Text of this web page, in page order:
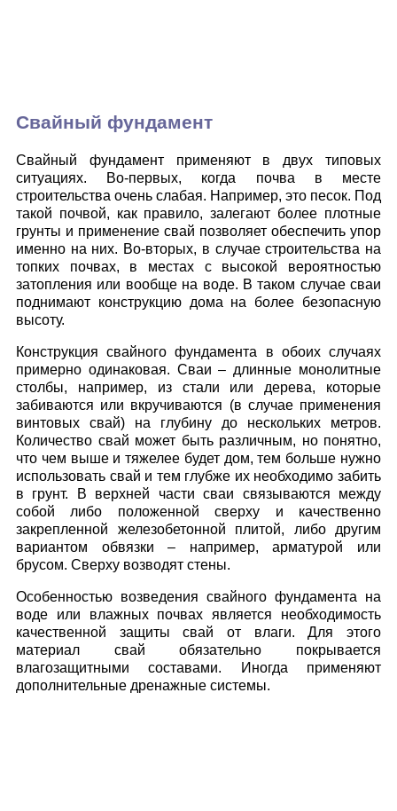
Свайный фундамент
Свайный фундамент применяют в двух типовых
ситуациях. Во-первых, когда почва в месте
строительства очень слабая. Например, это песок. Под
такой почвой, как правило, залегают более плотные
грунты и применение свай позволяет обеспечить упор
именно на них. Во-вторых, в случае строительства на
топких почвах, в местах с высокой вероятностью
затопления или вообще на воде. В таком случае сваи
поднимают конструкцию дома на более безопасную
высоту.
Конструкция свайного фундамента в обоих случаях
примерно одинаковая. Сваи – длинные монолитные
столбы, например, из стали или дерева, которые
забиваются или вкручиваются (в случае применения
винтовых свай) на глубину до нескольких метров.
Количество свай может быть различным, но понятно,
что чем выше и тяжелее будет дом, тем больше нужно
использовать свай и тем глубже их необходимо забить
в грунт. В верхней части сваи связываются между
собой либо положенной сверху и качественно
закрепленной железобетонной плитой, либо другим
вариантом обвязки – например, арматурой или
брусом. Сверху возводят стены.
Особенностью возведения свайного фундамента на
воде или влажных почвах является необходимость
качественной защиты свай от влаги. Для этого
материал свай обязательно покрывается
влагозащитными составами. Иногда применяют
дополнительные дренажные системы.